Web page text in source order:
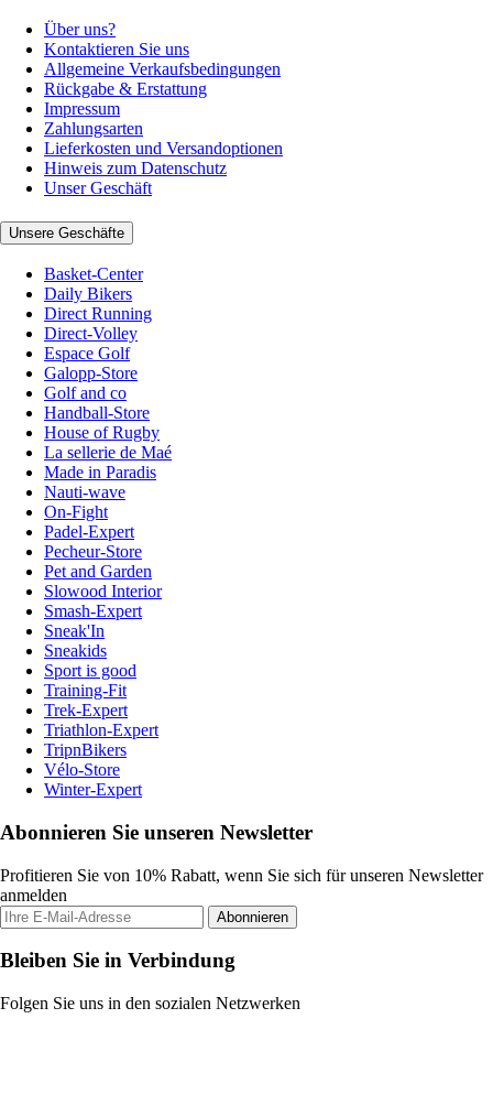
Über uns?
Kontaktieren Sie uns
Allgemeine Verkaufsbedingungen
Rückgabe & Erstattung
Impressum
Zahlungsarten
Lieferkosten und Versandoptionen
Hinweis zum Datenschutz
Unser Geschäft
Unsere Geschäfte
Basket-Center
Daily Bikers
Direct Running
Direct-Volley
Espace Golf
Galopp-Store
Golf and co
Handball-Store
House of Rugby
La sellerie de Maé
Made in Paradis
Nauti-wave
On-Fight
Padel-Expert
Pecheur-Store
Pet and Garden
Slowood Interior
Smash-Expert
Sneak'In
Sneakids
Sport is good
Training-Fit
Trek-Expert
Triathlon-Expert
TripnBikers
Vélo-Store
Winter-Expert
Abonnieren Sie unseren Newsletter
Profitieren Sie von 10% Rabatt, wenn Sie sich für unseren Newsletter
anmelden
Abonnieren
Bleiben Sie in Verbindung
Folgen Sie uns in den sozialen Netzwerken